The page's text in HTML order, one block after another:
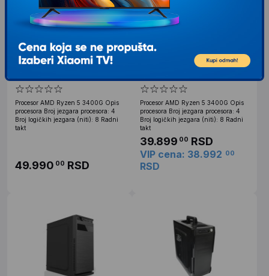
ZEUS AMD Ryzen 5
512GB/S18 500W // Win11Pro
Procesor AMD Ryzen 5 3400G Opis
procesora Broj jezgara procesora: 4
Broj logičkih jezgara (niti): 8 Radni
takt
49.990 00 RSD
ZEUS AMD Ryzen 5
512GB/S18 500W
Procesor AMD Ryzen 5 3400G Opis
procesora Broj jezgara procesora: 4
Broj logičkih jezgara (niti): 8 Radni
takt
39.899 00 RSD
VIP cena: 38.992 00
RSD